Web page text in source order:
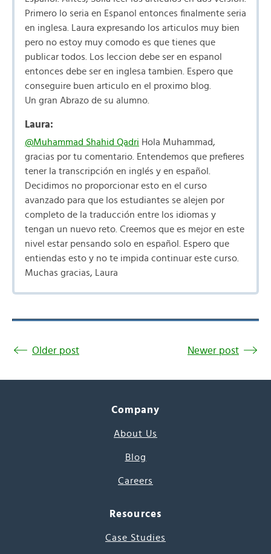
Primero lo seria en Espanol entonces finalmente seria
en inglesa. Laura expresando los articulos muy bien
pero no estoy muy comodo es que tienes que
publicar todos. Los leccion debe ser en espanol
entonces debe ser en inglesa tambien. Espero que
conseguire buen articulo en el proximo blog.
Un gran Abrazo de su alumno.
Laura:
@Muhammad Shahid Qadri Hola Muhammad,
gracias por tu comentario. Entendemos que prefieres
tener la transcripción en inglés y en español.
Decidimos no proporcionar esto en el curso
avanzado para que los estudiantes se alejen por
completo de la traducción entre los idiomas y
tengan un nuevo reto. Creemos que es mejor en este
nivel estar pensando solo en español. Espero que
entiendas esto y no te impida continuar este curso.
Muchas gracias, Laura
Older post Newer post
Company
About Us
Blog
Careers
Resources
Case Studies